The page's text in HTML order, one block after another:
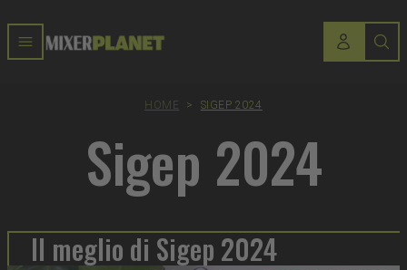
HOME > SIGEP 2024
Sigep 2024
Il meglio di Sigep 2024